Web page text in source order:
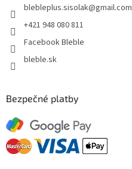
blebleplus.sisolak@gmail.com
+421 948 080 811
Facebook Bleble
bleble.sk
Bezpečné platby